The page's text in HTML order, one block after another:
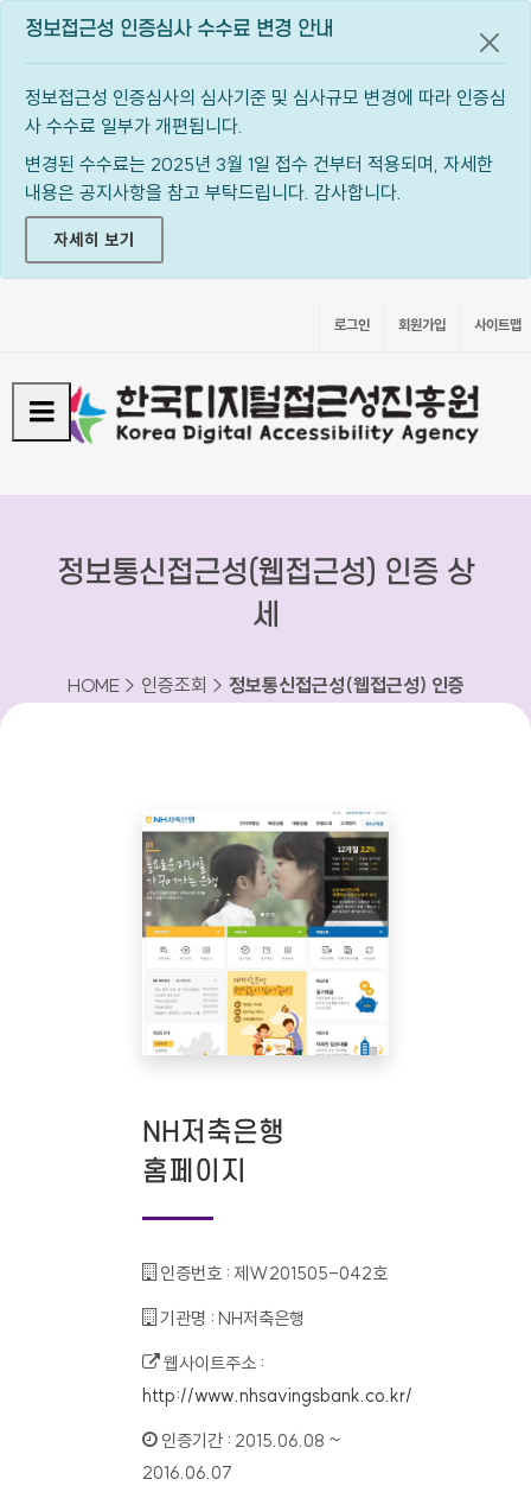
정보접근성 인증심사 수수료 변경 안내
정보접근성 인증심사의 심사기준 및 심사규모 변경에 따라 인증심
사 수수료 일부가 개편됩니다.
변경된 수수료는 2025년 3월 1일 접수 건부터 적용되며, 자세한
내용은 공지사항을 참고 부탁드립니다. 감사합니다.
자세히 보기
공지
로그인 회원가입 사이트맵
정보통신접근성(웹접근성) 인증 상
세
HOME > 인증조회 > 정보통신접근성(웹접근성) 인증
NH저축은행
홈페이지
인증번호 : 제W201505-042호
기관명 : NH저축은행
웹사이트주소 :
http://www.nhsavingsbank.co.kr/
인증기간 : 2015.06.08 ~
2016.06.07